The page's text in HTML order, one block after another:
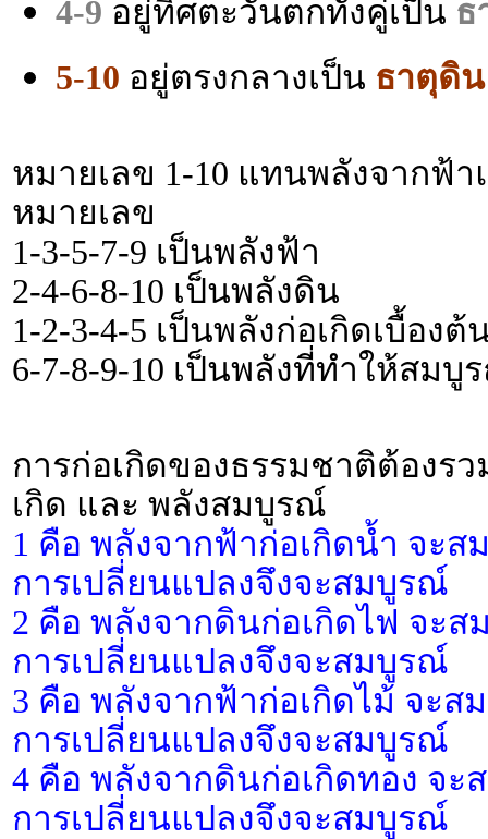
4-9 อยู่ทิศตะวันตกทั้งคู่เป็น ธ
5-10 อยู่ตรงกลางเป็น ธาตุดิน
หมายเลข 1-10 แทนพลังจากฟ้
หมายเลข
1-3-5-7-9 เป็นพลังฟ้า
2-4-6-8-10 เป็นพลังดิน
1-2-3-4-5 เป็นพลังก่อเกิดเบื้องต้
6-7-8-9-10 เป็นพลังที่ทำให้สมบู
การก่อเกิดของธรรมชาติต้องร
เกิด และ พลังสมบูรณ์
1 คือ พลังจากฟ้าก่อเกิดน้ำ จะ
การเปลี่ยนแปลงจึงจะสมบูรณ์
2 คือ พลังจากดินก่อเกิดไฟ จะ
การเปลี่ยนแปลงจึงจะสมบูรณ์
3 คือ พลังจากฟ้าก่อเกิดไม้ จะ
การเปลี่ยนแปลงจึงจะสมบูรณ์
4 คือ พลังจากดินก่อเกิดทอง จ
การเปลี่ยนแปลงจึงจะสมบูรณ์